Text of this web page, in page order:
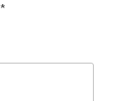
*